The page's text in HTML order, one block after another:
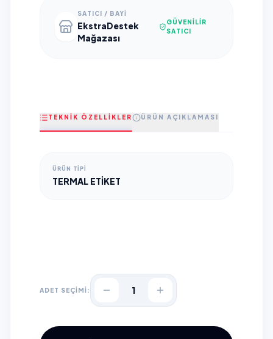
SATICI / BAYI
EkstraDestek
Mağazası
GÜVENILIR
SATICI
TEKNİK ÖZELLİKLER ÜRÜN AÇIKLAMASI
ÜRÜN TIPI
TERMAL ETIKET
ADET SEÇİMİ: 1